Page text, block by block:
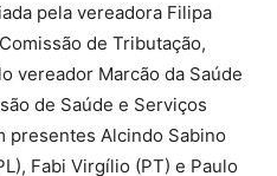
pela vereadora Filipa
de Tributação,
vereador Marcão da Saúde
de Saúde e Serviços
presentes Alcindo Sabino
Fabi Virgílio (PT) e Paulo